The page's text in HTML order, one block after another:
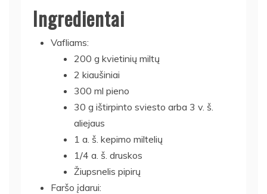
Ingredientai
Vafliams:
200 g kvietinių miltų
2 kiaušiniai
300 ml pieno
30 g ištirpinto sviesto arba 3 v. š.
aliejaus
1 a. š. kepimo miltelių
1/4 a. š. druskos
Žiupsnelis pipirų
Faršo įdarui: